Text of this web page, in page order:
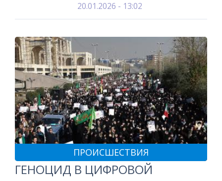
20.01.2026 - 13:02
ПРОИСШЕСТВИЯ
ГЕНОЦИД В ЦИФРОВОЙ